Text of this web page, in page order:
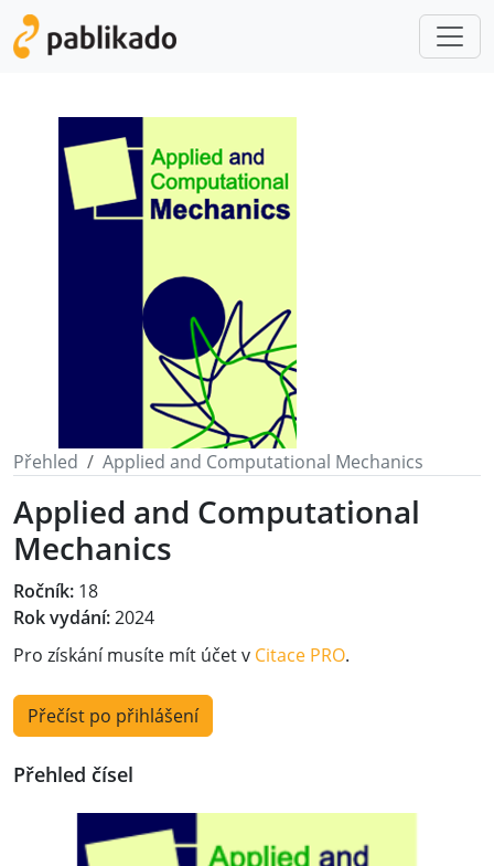
Přehled Applied and Computational Mechanics
Applied and Computational
Mechanics
Ročník: 18
Rok vydání:2024
Pro získání musíte mít účet v Citace PRO.
Přečíst po přihlášení
Přehled čísel